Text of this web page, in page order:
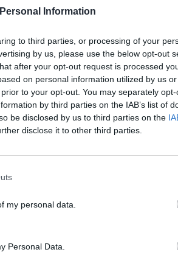
Information
to third parties, or processing of your
by us, please use the below opt-out
after your opt-out request is processed
on personal information utilized by us
to your opt-out. You may separately
by third parties on the IAB’s list of
be disclosed by us to third parties on the
disclose it to other third parties.
my personal data.
Personal Data.
Καλαμάτα
κρίσιμες
στην Παιδεία